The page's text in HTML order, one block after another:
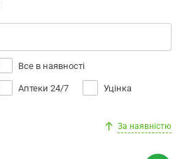
Все в наявності
Аптеки 24/7 Уцінка
За наявністю